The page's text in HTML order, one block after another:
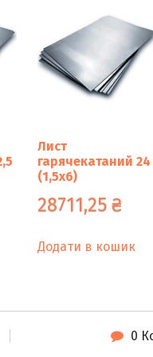
Лист
гарячекатаний 24
(1,5х6)
28711,25₴
Додати в кошик
0